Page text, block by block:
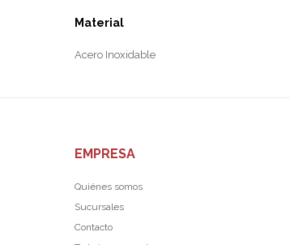
Material
Acero Inoxidable
EMPRESA
Quiénes somos
Sucursales
Contacto